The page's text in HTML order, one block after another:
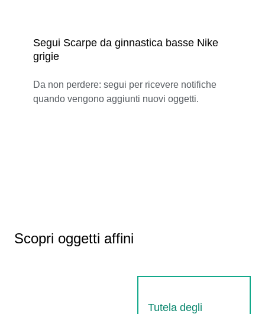
Segui Scarpe da ginnastica basse Nike
grigie
Da non perdere: segui per ricevere notifiche
quando vengono aggiunti nuovi oggetti.
Scopri oggetti affini
Tutela degli